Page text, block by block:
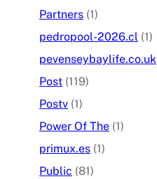
Partners (1)
pedropool-2026.cl (1)
pevenseybaylife.co.uk
Post (119)
Postv (1)
Power Of The (1)
primux.es (1)
Public (81)